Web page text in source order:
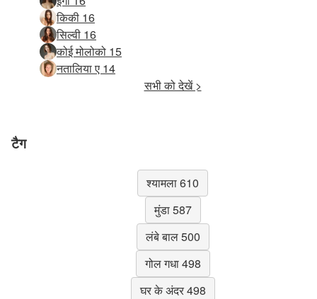
किकी 16
सिल्वी 16
कोई मोलोको 15
नतालिया ए 14
सभी को देखें >
टैग
श्यामला 610
मुंडा 587
लंबे बाल 500
गोल गधा 498
घर के अंदर 498